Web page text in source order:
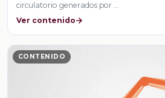
circulatorio generados por …
Ver contenido
CONTENIDO